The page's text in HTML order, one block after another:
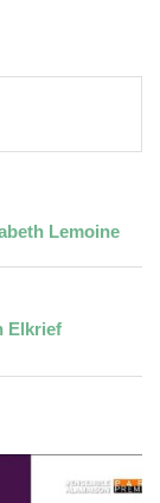
Lemoine
Elkrief